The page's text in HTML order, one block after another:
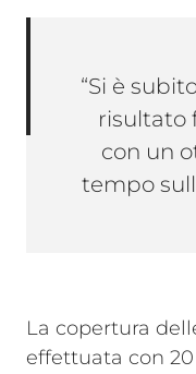
“Si è
risultato
con un
tempo
La copertura
effettuata con